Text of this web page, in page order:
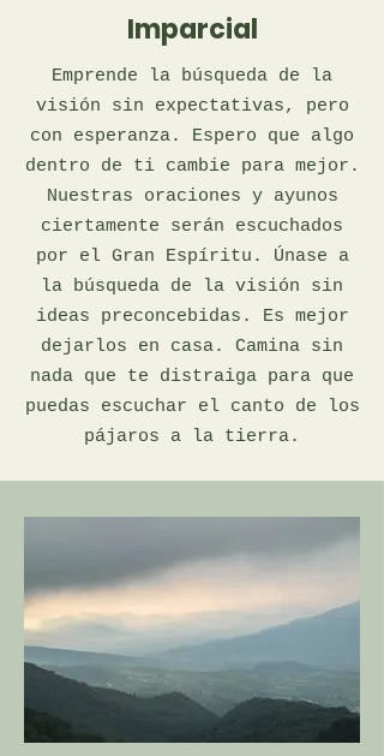
Imparcial
Emprende la búsqueda de la
visión sin expectativas, pero
con esperanza. Espero que algo
dentro de ti cambie para mejor.
Nuestras oraciones y ayunos
ciertamente serán escuchados
por el Gran Espíritu. Únase a
la búsqueda de la visión sin
ideas preconcebidas. Es mejor
dejarlos en casa. Camina sin
nada que te distraiga para que
puedas escuchar el canto de los
pájaros a la tierra.